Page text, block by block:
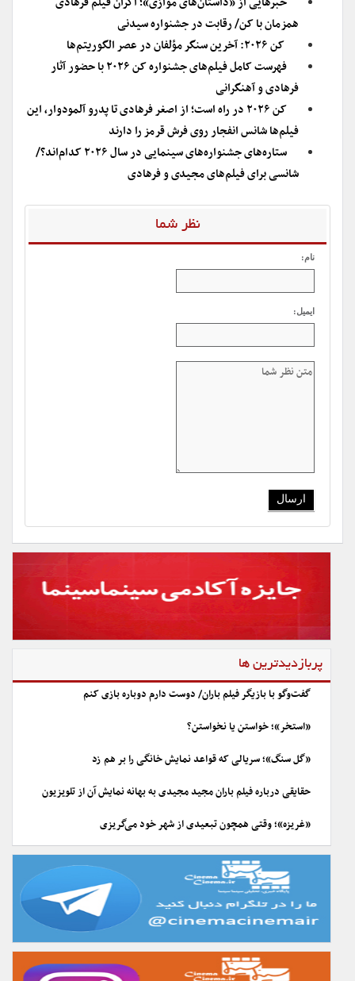
همزمان با کن/ رقابت در جشنواره سیدنی
کن ۲۰۲۶: آخرین سنگر مؤلفان در عصر الگوریتم‌ها
فهرست کامل فیلم‌های جشنواره کن ۲۰۲۶ با حضور آثار
فرهادی و آهنگرانی
کن ۲۰۲۶ در راه است؛ از اصغر فرهادی تا پدرو آلمودوار، این
فیلم‌ها شانس انفجار روی فرش قرمز را دارند
ستاره‌های جشنواره‌‌های سینمایی در سال ۲۰۲۶ کدام‌اند؟/
شانسی برای فیلم‌های مجیدی و فرهادی
نظر شما
نام:
ایمیل:
پربازدیدترین ها
گفت‌وگو با بازیگر فیلم باران/ دوست دارم دوباره بازی کنم
«استخر»؛ خواستن یا نخواستن؟
«گل سنگ»؛ سریالی که قواعد نمایش خانگی را بر هم زد
حقایقی درباره فیلم باران مجید مجیدی به بهانه نمایش آن از تلویزیون
«غریزه»؛ وقتی همچون تبعیدی از شهر خود می‌گریزی